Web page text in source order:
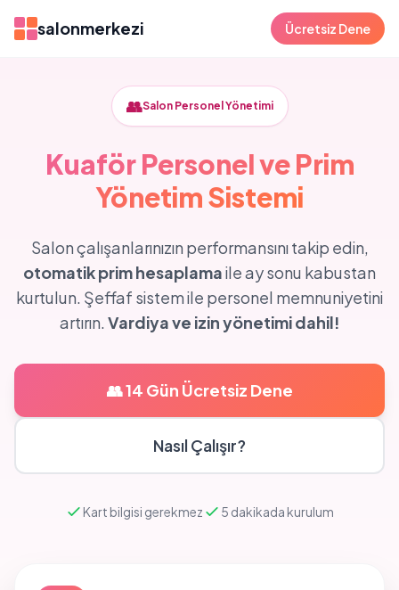
salonmerkezi Ücretsiz Dene
👥Salon Personel Yönetimi
Kuaför Personel ve Prim
Yönetim Sistemi
Salon çalışanlarınızın performansını takip edin,
otomatik prim hesaplamaile ay sonu kabustan
kurtulun. Şeffaf sistem ile personel memnuniyetini
artırın. Vardiya ve izin yönetimi dahil!
👥 14 Gün Ücretsiz Dene
Nasıl Çalışır?
Kart bilgisi gerekmez 5 dakikada kurulum